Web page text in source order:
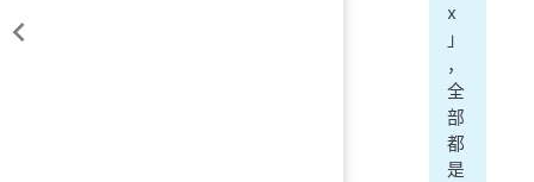
x
」
，
全
部
都
是